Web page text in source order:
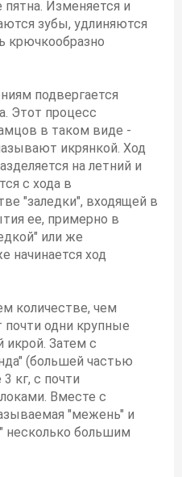
Изменяется и
зубы, удлиняются
крючкообразно
подвергается
Этот процесс
в таком виде -
икрянкой. Ход
на летний и
с хода в
"заледки", входящей в
ее, примерно в
или же
начинается ход
количестве, чем
почти одни крупные
икрой. Затем с
(большей частью
кг, с почти
Вместе с
"межень" и
несколько большим